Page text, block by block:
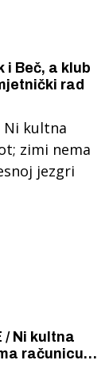
i Beč, a klub
rad
/ Ni kultna
računicu